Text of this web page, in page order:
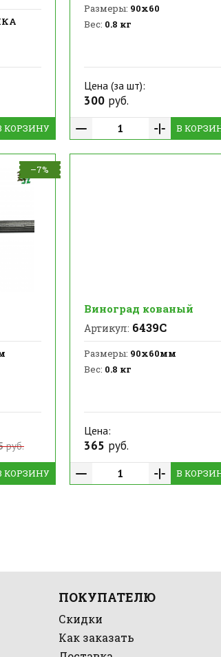
КОРЗИНУ
Размеры: 90х60
Вес: 0.8 кг
Цена (за шт):
300руб.
В
–7%
руб.
КОРЗИНУ
Виноград кованый
Артикул: 6439С
Размеры: 90х60мм
Вес: 0.8 кг
Цена:
365 руб.
В
ПОКУПАТЕЛЮ
Скидки
Как заказать